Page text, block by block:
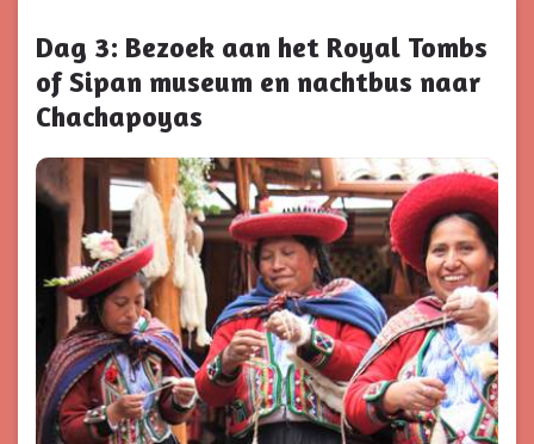
Dag 3: Bezoek aan het Royal Tombs
of Sipan museum en nachtbus naar
Chachapoyas